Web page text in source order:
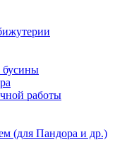
бусины
работы
(для Пандора и др.)